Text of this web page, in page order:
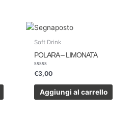
Soft Drink
POLARA – LIMONATA
Valutato
0
su
€3,00
Aggiungi al carrello